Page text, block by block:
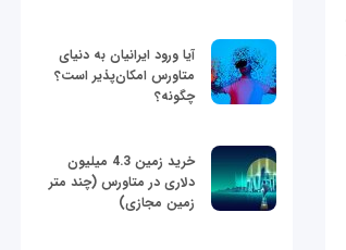
آیا ورود ایرانیان به دنیای
متاورس امکان‌پذیر است؟
چگونه؟
خرید زمین 4.3 میلیون
دلاری در متاورس (چند متر
زمین مجازی)